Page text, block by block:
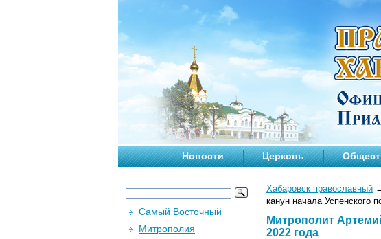
Новости Церковь
Хабаровск православный
канун начала Успенского
Митрополит
2022 года
Самый Восточный
Митрополия